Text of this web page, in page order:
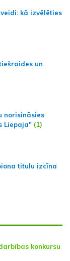
kā izvēlēties
un
norisināsies
Liepaja" (1)
titulu izcīna
konkursu